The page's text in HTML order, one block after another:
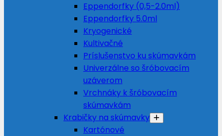
Eppendorfky (0,5-2.0ml)
Eppendorfky 5.0ml
Kryogenické
Kultivačné
Príslušenstvo ku skúmavkám
Univerzálne so šróbovacím
uzáverom
Vrchnáky k šróbovacím
skúmavkám
Krabičky na skúmavky
Kartónové